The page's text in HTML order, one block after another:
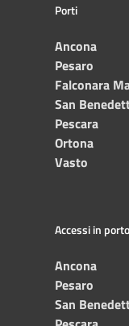
Porti
Ancona
Pesaro
Falconara
San
Pescara
Ortona
Vasto
Accessi in porto
Ancona
Pesaro
San